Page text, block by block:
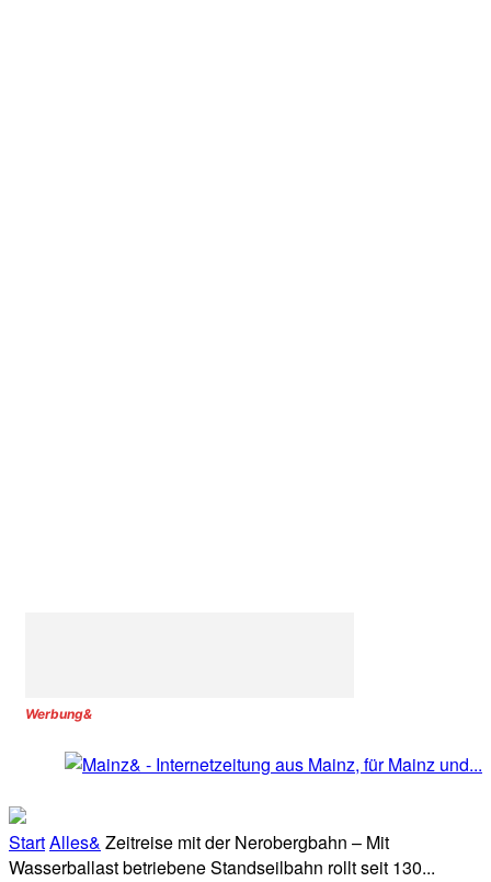
Werbung&
StartAlles& Zeitreise mit der Nerobergbahn – Mit
Wasserballast betriebene Standseilbahn rollt seit 130...